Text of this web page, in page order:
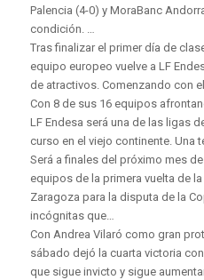
Palencia (4-0) y MoraBanc
condición. …
Tras finalizar el primer día de
equipo europeo vuelve a LF
de atractivos. Comenzando con
Con 8 de sus 16 equipos
LF Endesa será una de las ligas
curso en el viejo continente. Una
Será a finales del próximo mes
equipos de la primera vuelta de
Zaragoza para la disputa de la
incógnitas que…
Con Andrea Vilaró como gran
sábado dejó la cuarta victoria
que sigue invicto y sigue